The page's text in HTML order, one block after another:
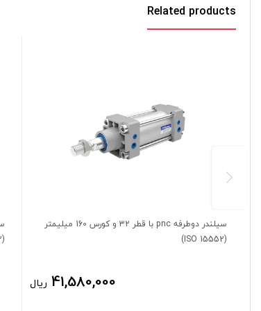
Related products
سیلندر دوطرفه pnc با قطر 32 و کورس 160 میلیمتر
(ISO 15552)
41,580,000 ریال
(ISO 15552)